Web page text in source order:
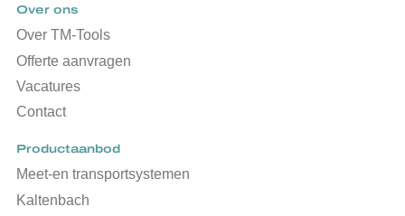
Over ons
Over TM-Tools
Offerte aanvragen
Vacatures
Contact
Productaanbod
Meet-en transportsystemen
Kaltenbach